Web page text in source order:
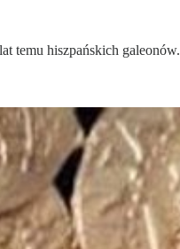
temu hiszpańskich galeonów.